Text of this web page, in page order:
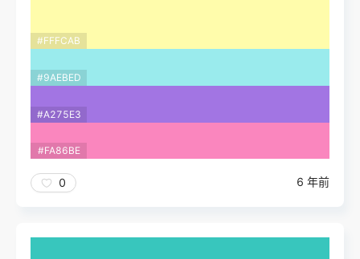
#FFFCAB
#9AEBED
#A275E3
#FA86BE
0 6 年前